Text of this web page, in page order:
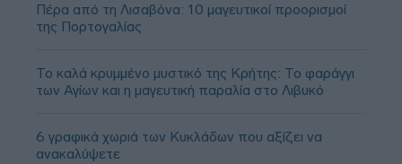
Πέρα από τη Λισαβόνα: 10 μαγευτικοί προορισμοί
της Πορτογαλίας
Το καλά κρυμμένο μυστικό της Κρήτης: Το φαράγγι
των Αγίων και η μαγευτική παραλία στο Λιβυκό
6 γραφικά χωριά των Κυκλάδων που αξίζει να
ανακαλύψετε